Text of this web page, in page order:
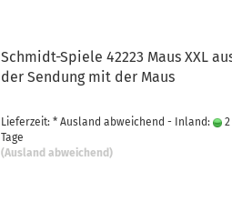
Schmidt-Spiele 42223 Maus XXL
der Sendung mit der Maus
Lieferzeit: * Ausland abweichend - Inland:
2
Tage
(Ausland abweichend)